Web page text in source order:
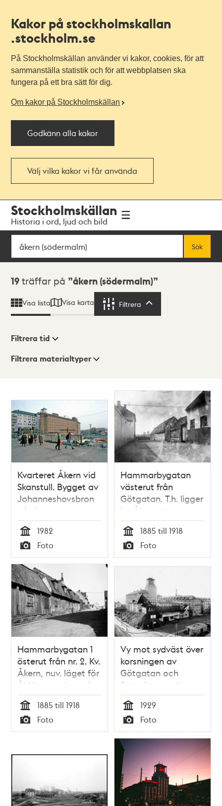
Kakor på stockholmskallan
.stockholm.se
På Stockholmskällan använder vi kakor, cookies, för att
sammanställa statistik och för att webbplatsen ska
fungera på ett bra sätt för dig.
Om kakor på Stockholmskällan
Godkänn alla kakor
Välj vilka kakor vi får använda
navigationen
huvudinnehållet
Stockholmskällan
Historia i ord, ljud och bild
Sök
Sök
Sökresultat
19 träffar på åkern (södermalm)
Visa lista Visa karta Filtrera
Visningsläge
Lista
Karta
Filtrera tid
Filtrera materialtyper
Kvarteret Åkern vid
Skanstull. Bygget av
Johanneshovsbron
pågår
Tid
1982
Typ
Foto
Hammarbygatan
västerut från
Götgatan. T.h. ligger
kv. Åkern nuv.
Åhléns varuhus på
Södermalm
Tid
1885 till 1918
Typ
Foto
Hammarbygatan 1
österut från nr. 2. Kv.
Åkern, nuv. läget för
Åhléns varuhus på
Södermalm
Tid
1885 till 1918
Typ
Foto
Vy mot sydväst över
korsningen av
Götgatan och
Ringvägen och
kvarteret Åkern med
Åhlén & Holms
varuhus i fonden
Tid
1929
Typ
Foto